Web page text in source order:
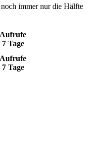
immer nur die Hälfte
Aufrufe
7 Tage
Aufrufe
7 Tage